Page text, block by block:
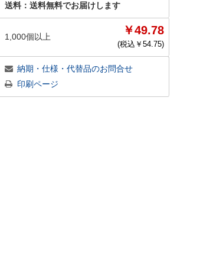
送料： 送料無料でお届けします
1,000個以上 ￥49.78
(税込￥ 54.75)
納期・仕様・代替品のお問合せ
印刷ページ